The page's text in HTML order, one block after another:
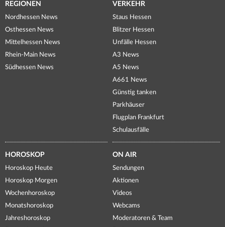
REGIONEN
Nordhessen News
Osthessen News
Mittelhessen News
Rhein-Main News
Südhessen News
VERKEHR
Staus Hessen
Blitzer Hessen
Unfälle Hessen
A3 News
A5 News
A661 News
Günstig tanken
Parkhäuser
Flugplan Frankfurt
Schulausfälle
HOROSKOP
Horoskop Heute
Horoskop Morgen
Wochenhoroskop
Monatshoroskop
Jahreshoroskop
ON AIR
Sendungen
Aktionen
Videos
Webcams
Moderatoren & Team